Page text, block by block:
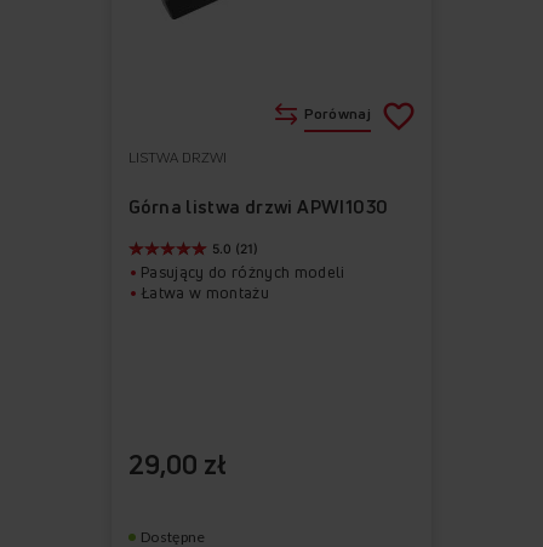
LISTWA DRZWI
Górna listwa drzwi APWI1030
5.0 (21)
Pasujący do różnych modeli
Łatwa w montażu
29,00 zł
Dostępne
Porównaj